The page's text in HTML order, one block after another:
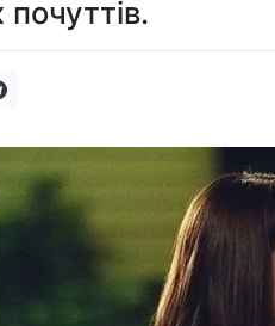
почуттів.